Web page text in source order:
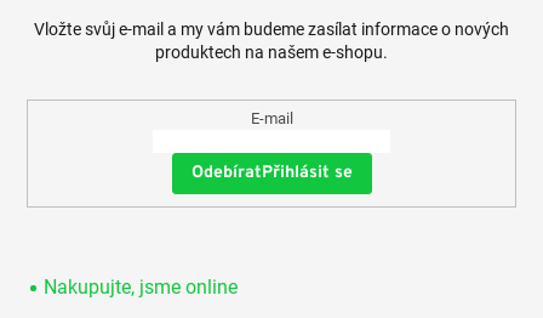
Vložte svůj e-mail a my vám budeme zasílat informace o nových
produktech na našem e-shopu.
E-mail
Přihlásit se
Nakupujte, jsme online